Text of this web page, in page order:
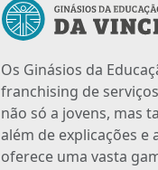
Os Ginásios da
franchising de
não só a jovens, mas
além de explicações e
oferece uma vasta